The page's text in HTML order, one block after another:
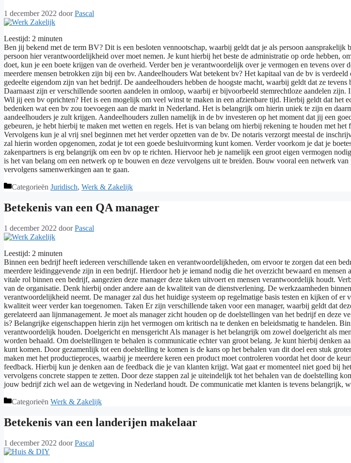
1 december 2022 doorPascal
Leestijd: 2 minuten
Ben jij bekend met de term BV? Dit is een besloten vennootschap, waarbij geldt dat je als persoon
persoon hier verantwoordelijkheid over moet nemen. Je kunt hierbij het beste de administratie op orde hebben,
doet, kun je een boete krijgen van de overheid. Verder ben je verantwoordelijk over je vermogen en tevens
meerdere mensen betrokken zijn bij een bv. Aandeelhouders Wat betekent bv? Het kapitaal van de bv is
gedeelte eigendom zijn van het bedrijf. De aandeelhouders hebben de hoogste macht, waarbij geldt dat ze
Daarnaast zijn er verschillende soorten aandelen in omloop, waarbij er bijvoorbeeld stemrechtloze aandelen
Wil jij een bv oprichten? Het is een mogelijk om veel winst te maken in een afzienbare tijd. Hierbij geldt dat het
bedenken wat een bv zou toevoegen aan de markt in Nederland. Het is belangrijk om hierin uniek te zijn en
aandeelhouders je zult krijgen. Aandeelhouders zullen namelijk in de bv investeren op het moment dat jij een
gebeuren, je hebt hierbij te maken met wetten en regels. Het is van belang om hierbij rekening te houden met
Vervolgens kun je al vrij snel beginnen met het verder opzetten van de bv. De notaris verzorgt meestal de
zal hierin worden opgenomen, zodat je tot een goede besluitvorming kunt komen. Verder voorkom je dat je
zakenpartners is erg belangrijk om een bv op te richten. Hiervoor heb je namelijk een groot eigen vermogen
is het van belang om een netwerk op te bouwen en deze vervolgens uit te breiden. Bouw vooral een netwerk
vervolgens samenwerkingen aan te gaan.
Categorieën Juridisch, Werk & Zakelijk
Betekenis van een QA manager
1 december 2022 doorPascal
Leestijd: 2 minuten
Binnen een bedrijf heeft iedereen verschillende taken en verantwoordelijkheden, om ervoor te zorgen dat een
meerdere leidinggevende zijn in een bedrijf. Hierdoor heb je iemand nodig die het overzicht bewaard en
vitale rol binnen een bedrijf, aangezien deze manager deze taken uitvoert en mensen verantwoordelijk houdt.
van de organisatie. Denk hierbij onder andere aan de kwaliteit van de dienstverlening. De werkzaamheden
verantwoordelijkheid neemt. De manager zal dus het huidige systeem op regelmatige basis testen en kijken of
kwaliteit weer verder kan toegenomen. Taken Er zijn verschillende taken voor een manager, waarbij geldt dat
gerelateerd aan lijnmanagement. Je moet als manager zicht houden op de doelstellingen van het bedrijf en
is? Belangrijke eigenschappen hierin zijn het vermogen om kritisch na te denken en beleidsmatig te handelen.
verantwoordelijk houden. Doelgericht en mensgericht Als manager is het belangrijk om zowel doelgericht als
worden behaald. Om doelstellingen te behalen is communicatie echter van groot belang. Je kunt hierbij denken
kunt komen. Door gezamenlijk tot een doelstelling te komen is de kans op het behalen van dit doel een stuk
maken met het productieproces, waarbij je meerdere keren een product moet controleren voordat het door de
feedback. Hierbij kun je denken aan de feedback die je van klanten krijgt. Wat gaat er momenteel niet goed bij
vervolgens concrete stappen te zetten. Door deze stappen zal je uiteindelijk tot het behalen van de doelstelling
jouw bedrijf zich wel aan de wetgeving in Nederland houdt. De communicatie met klanten is tevens belangrijk,
Categorieën Werk & Zakelijk
Betekenis van een landerijen makelaar
1 december 2022 doorPascal